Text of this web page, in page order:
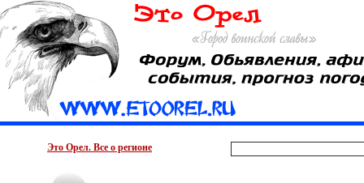
Это Орел. Все о регионе